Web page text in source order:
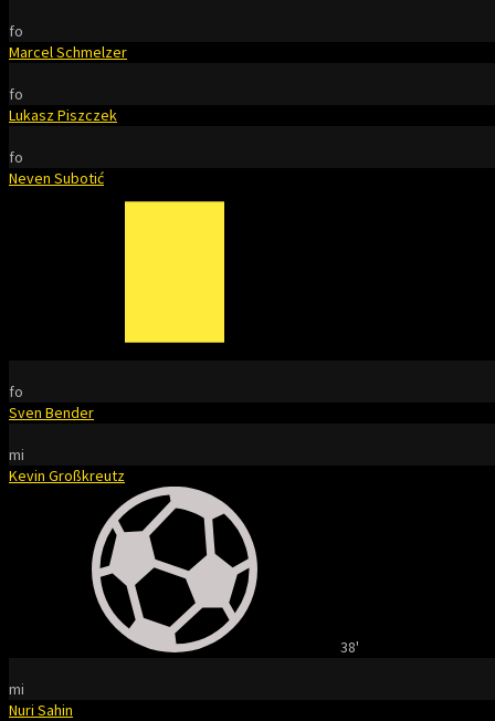
fo
Marcel Schmelzer
fo
Lukasz Piszczek
fo
Neven Subotić
fo
Sven Bender
mi
Kevin Großkreutz
38'
mi
Nuri Sahin